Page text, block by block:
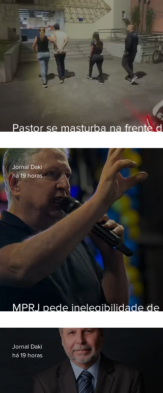
Pastor se masturba na frente de
MPRJ pede inelegibilidade de
Jornal Daki
há 19 horas
Jornal Daki
há 19 horas